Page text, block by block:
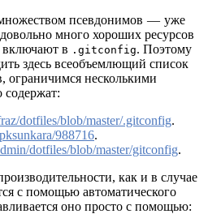
псевдонимов — уже
много хороших ресурсов
включают в .gitconfig. Поэтому
здесь всеобъемлющий список
ограничимся несколькими
содержат:
dotfiles/blob/master/.gitconfig.
988716.
dotfiles/blob/master/gitconfig.
как и в случае
с помощью автоматического
оно просто с помощью: